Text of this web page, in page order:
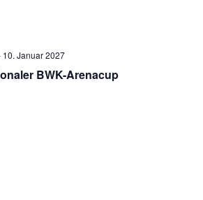
10. Januar 2027
BWK-Arenacup